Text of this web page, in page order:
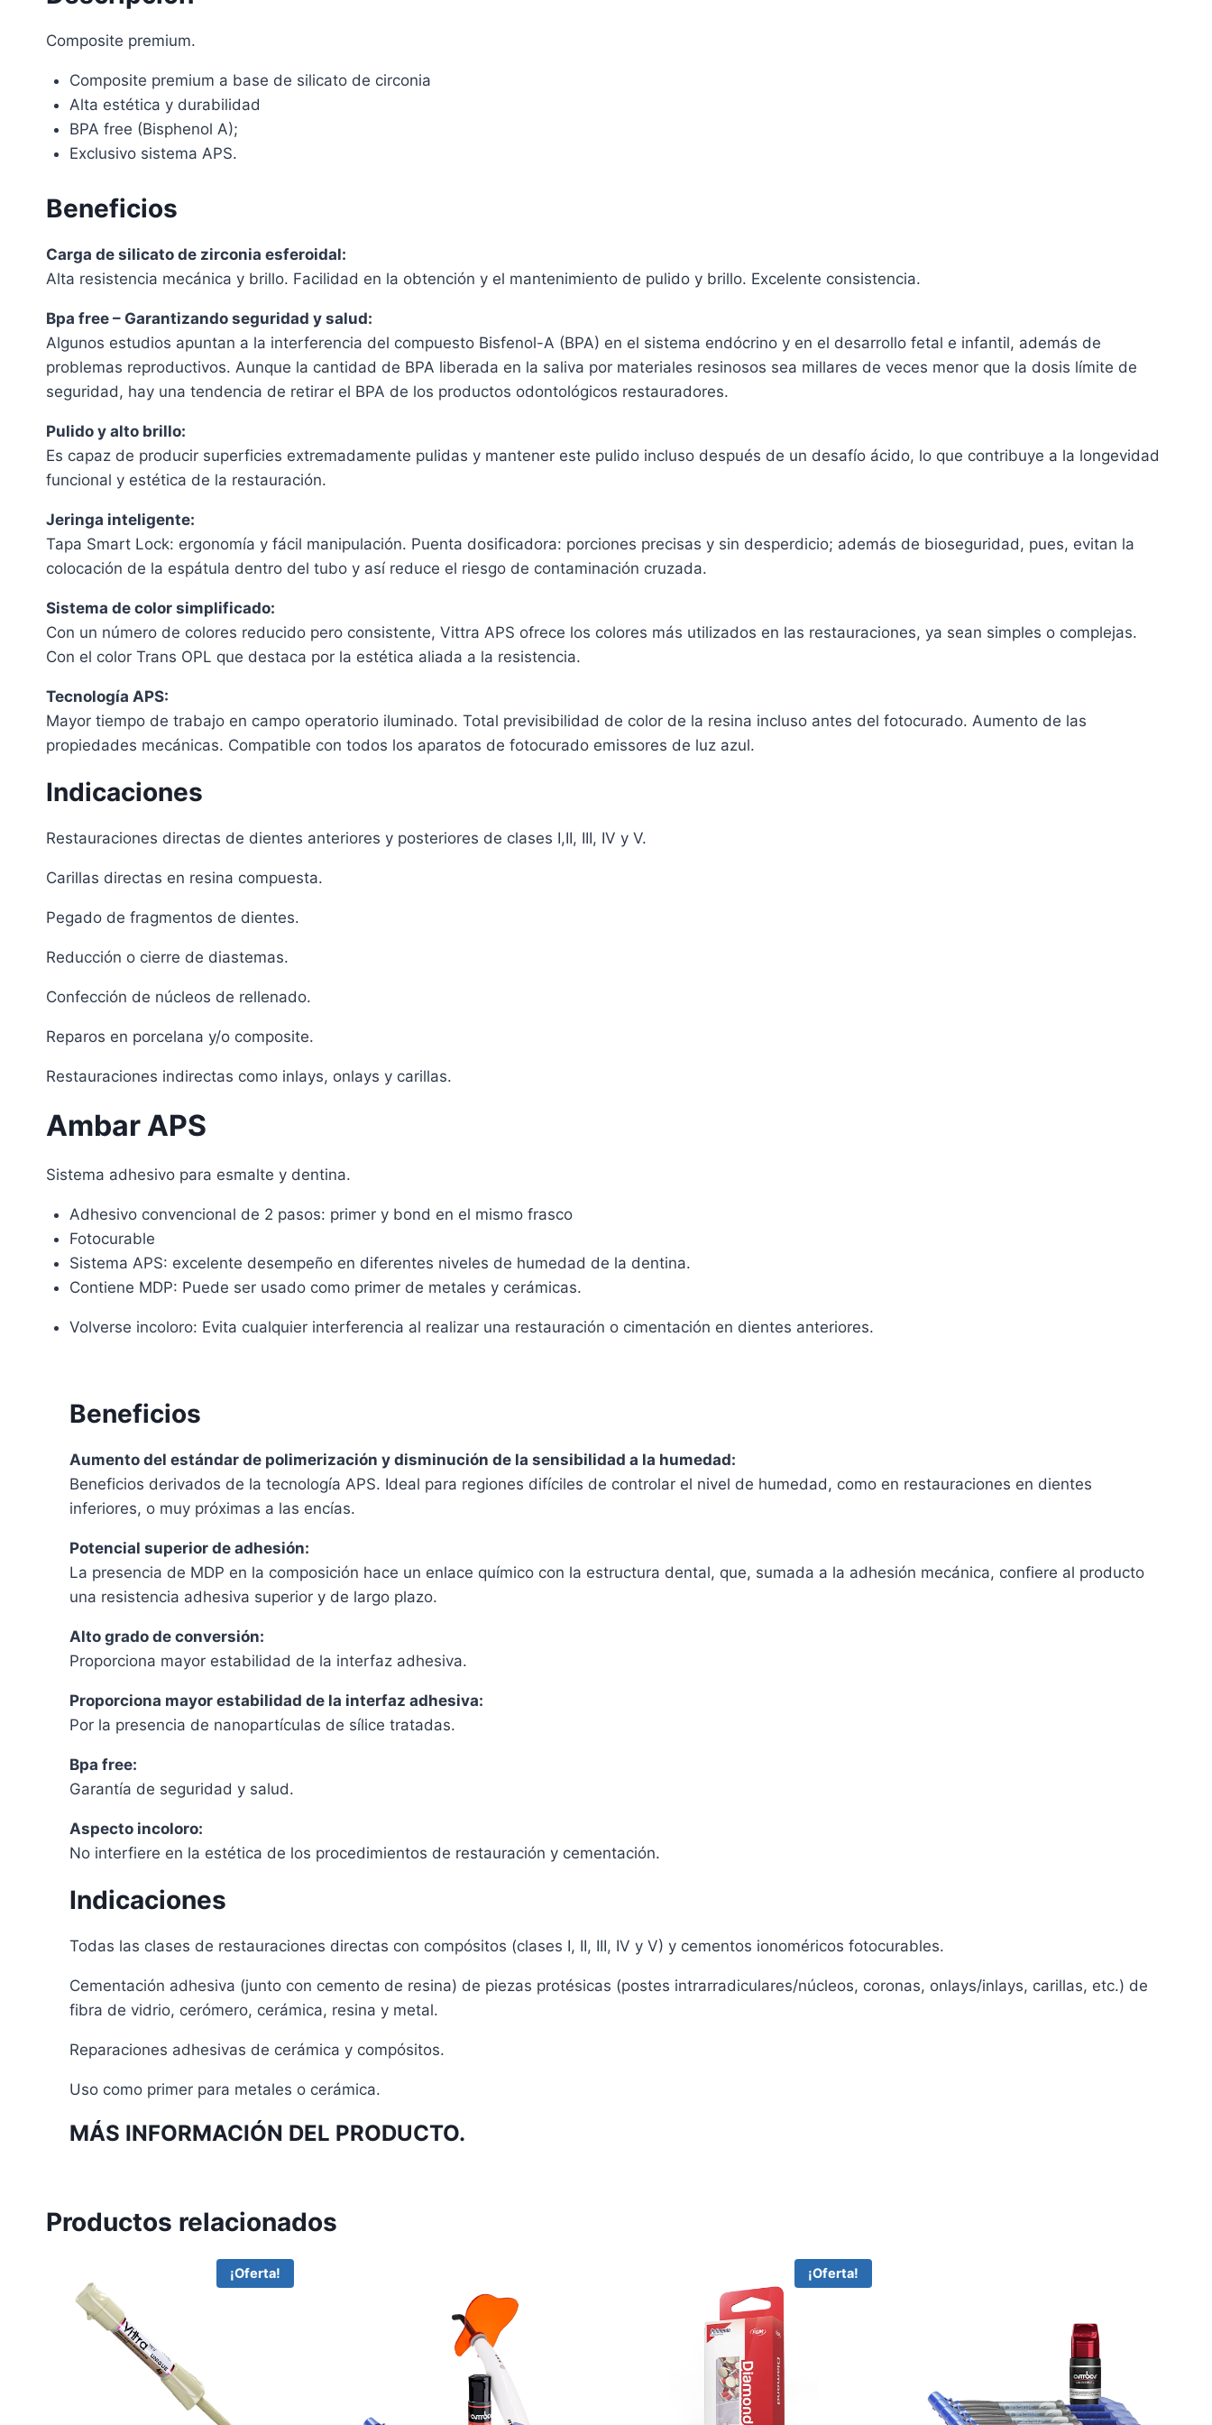
Composite premium.
Composite premium a base de silicato de circonia
Alta estética y durabilidad
BPA free (Bisphenol A);
Exclusivo sistema APS.
Beneficios
Carga de silicato de zirconia esferoidal:
Alta resistencia mecánica y brillo. Facilidad en la obtención y el mantenimiento de pulido y brillo. Excelente consistencia.
Bpa free – Garantizando seguridad y salud:
Algunos estudios apuntan a la interferencia del compuesto Bisfenol-A (BPA) en el sistema endócrino y en el desarrollo fetal e infantil, además de
problemas reproductivos. Aunque la cantidad de BPA liberada en la saliva por materiales resinosos sea millares de veces menor que la dosis límite de
seguridad, hay una tendencia de retirar el BPA de los productos odontológicos restauradores.
Pulido y alto brillo:
Es capaz de producir superficies extremadamente pulidas y mantener este pulido incluso después de un desafío ácido, lo que contribuye a la longevidad
funcional y estética de la restauración.
Jeringa inteligente:
Tapa Smart Lock: ergonomía y fácil manipulación. Puenta dosificadora: porciones precisas y sin desperdicio; además de bioseguridad, pues, evitan la
colocación de la espátula dentro del tubo y así reduce el riesgo de contaminación cruzada.
Sistema de color simplificado:
Con un número de colores reducido pero consistente, Vittra APS ofrece los colores más utilizados en las restauraciones, ya sean simples o complejas.
Con el color Trans OPL que destaca por la estética aliada a la resistencia.
Tecnología APS:
Mayor tiempo de trabajo en campo operatorio iluminado. Total previsibilidad de color de la resina incluso antes del fotocurado. Aumento de las
propiedades mecánicas. Compatible con todos los aparatos de fotocurado emissores de luz azul.
Indicaciones
Restauraciones directas de dientes anteriores y posteriores de clases I,II, III, IV y V.
Carillas directas en resina compuesta.
Pegado de fragmentos de dientes.
Reducción o cierre de diastemas.
Confección de núcleos de rellenado.
Reparos en porcelana y/o composite.
Restauraciones indirectas como inlays, onlays y carillas.
Ambar APS
Sistema adhesivo para esmalte y dentina.
Adhesivo convencional de 2 pasos: primer y bond en el mismo frasco
Fotocurable
Sistema APS: excelente desempeño en diferentes niveles de humedad de la dentina.
Contiene MDP: Puede ser usado como primer de metales y cerámicas.
Volverse incoloro: Evita cualquier interferencia al realizar una restauración o cimentación en dientes anteriores.
Beneficios
Aumento del estándar de polimerización y disminución de la sensibilidad a la humedad:
Beneficios derivados de la tecnología APS. Ideal para regiones difíciles de controlar el nivel de humedad, como en restauraciones en dientes
inferiores, o muy próximas a las encías.
Potencial superior de adhesión:
La presencia de MDP en la composición hace un enlace químico con la estructura dental, que, sumada a la adhesión mecánica, confiere al producto
una resistencia adhesiva superior y de largo plazo.
Alto grado de conversión:
Proporciona mayor estabilidad de la interfaz adhesiva.
Proporciona mayor estabilidad de la interfaz adhesiva:
Por la presencia de nanopartículas de sílice tratadas.
Bpa free:
Garantía de seguridad y salud.
Aspecto incoloro:
No interfiere en la estética de los procedimientos de restauración y cementación.
Indicaciones
Todas las clases de restauraciones directas con compósitos (clases I, II, III, IV y V) y cementos ionoméricos fotocurables.
Cementación adhesiva (junto con cemento de resina) de piezas protésicas (postes intrarradiculares/núcleos, coronas, onlays/inlays, carillas, etc.) de
fibra de vidrio, cerómero, cerámica, resina y metal.
Reparaciones adhesivas de cerámica y compósitos.
Uso como primer para metales o cerámica.
MÁS INFORMACIÓN DEL PRODUCTO.
Productos relacionados
¡Oferta! ¡Oferta!